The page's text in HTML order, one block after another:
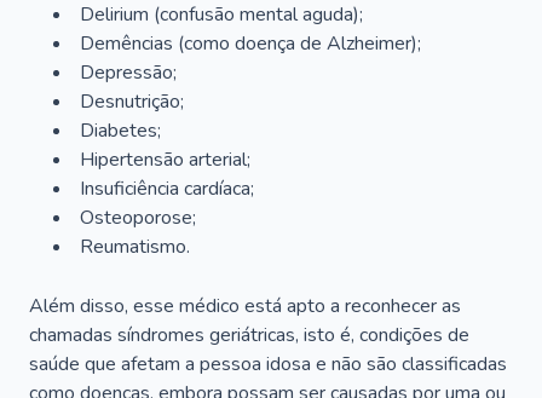
Delirium (confusão mental aguda);
Demências (como doença de Alzheimer);
Depressão;
Desnutrição;
Diabetes;
Hipertensão arterial;
Insuficiência cardíaca;
Osteoporose;
Reumatismo.
Além disso, esse médico está apto a reconhecer as
chamadas síndromes geriátricas, isto é, condições de
saúde que afetam a pessoa idosa e não são classificadas